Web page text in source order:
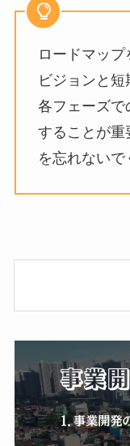
ロードマッ
ビジョンと短
各フェーズで
することが重
を忘れないで